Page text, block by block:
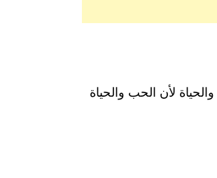
لأن الحب والحياة